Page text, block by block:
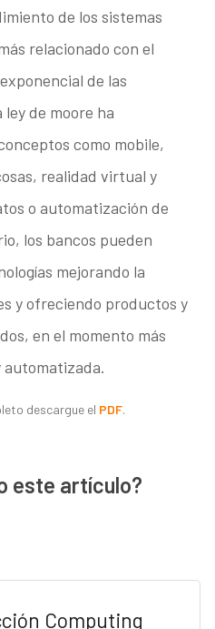
de los sistemas
relacionado con el
de las
de moore ha
como mobile,
realidad virtual y
o automatización de
los bancos pueden
mejorando la
y ofreciendo productos y
en el momento más
automatizada.
descargue el PDF.
este artículo?
Computing